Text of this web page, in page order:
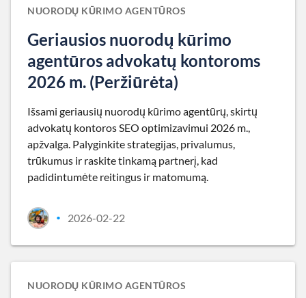
NUORODŲ KŪRIMO AGENTŪROS
Geriausios nuorodų kūrimo
agentūros advokatų kontoroms
2026 m. (Peržiūrėta)
Išsami geriausių nuorodų kūrimo agentūrų, skirtų
advokatų kontoros SEO optimizavimui 2026 m.,
apžvalga. Palyginkite strategijas, privalumus,
trūkumus ir raskite tinkamą partnerį, kad
padidintumėte reitingus ir matomumą.
• 2026-02-22
NUORODŲ KŪRIMO AGENTŪROS